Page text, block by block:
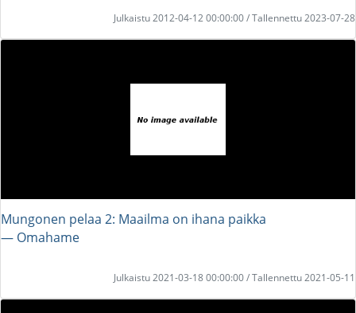
Julkaistu 2012-04-12 00:00:00 / Tallennettu 2023-07-28
Mungonen pelaa 2: Maailma on ihana paikka
― Omahame
Julkaistu 2021-03-18 00:00:00 / Tallennettu 2021-05-11